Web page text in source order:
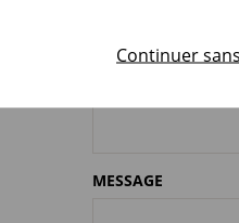
MESSAGE
Continuer